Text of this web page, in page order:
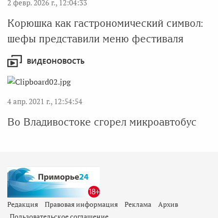
2 февр. 2026 г., 12:04:33
Корюшка как гастрономический символ:
шефы представили меню фестиваля
ВИДЕОНОВОСТЬ
4 апр. 2021 г., 12:54:54
Во Владивостоке сгорел микроавтобус
Редакция Правовая информация Реклама
Архив